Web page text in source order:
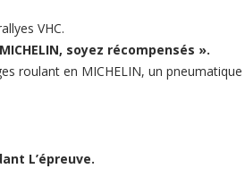
VHC.
soyez récompensés ».
roulant en MICHELIN, un
L’épreuve.